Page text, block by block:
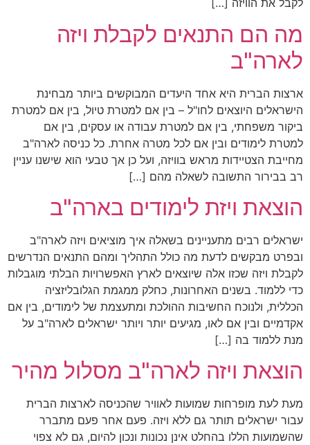
לקבל את הוויזה […]
מה הם התנאים לקבלת ויזה
לארה"ב
ארצות הברית היא אחד היעדים המבוקשים ביותר מבחינת
הישראלים היוצאים לחו"ל – בין אם למטרת טיול, בין אם למטרת
ביקור משפחתי, בין אם למטרת עבודה או עסקים, בין אם
למטרת לימודים ובין אם לכל מטרה אחרת. כל כניסה לארה"ב
מחייבת הצטיידות מראש בוויזה, ועל כן אך טבעי הוא שישנו עניין
רב בבירור התשובה לשאלה מהם […]
הוצאת ויזת לימודים בארה"ב
ישראלים רבים מתעניינים בשאלה איך מוציאים ויזה לארה"ב
ובפרט מבקשים לדעת מה כולל התהליך ומהם התנאים הנדרשים
לקבלת ויזה שכזו אלה שיוצאים לארץ האפשרויות הבלתי מוגבלות
כדי ללמוד. בשנים האחרונות, כחלק ממגמת הגלובליזציה
הכללית, ולנוכח החשיבות ההולכת ומתעצמת של לימודים, בין אם
אקדמיים ובין אם לאו, מגיעים יותר ויותר ישראלים לארה"ב על
מנת ללמוד בה […]
הוצאת ויזה לארה"ב מסלול מהיר
מעת לעת מופרחות שמועות לאוויר שהכניסה לארצות הברית
עבור ישראלים תותר גם ללא ויזה. פעם אחר פעם מתברר
שהשמועות הללו בהחלט אינן נכונות ונכון להיום, גם לא צפוי